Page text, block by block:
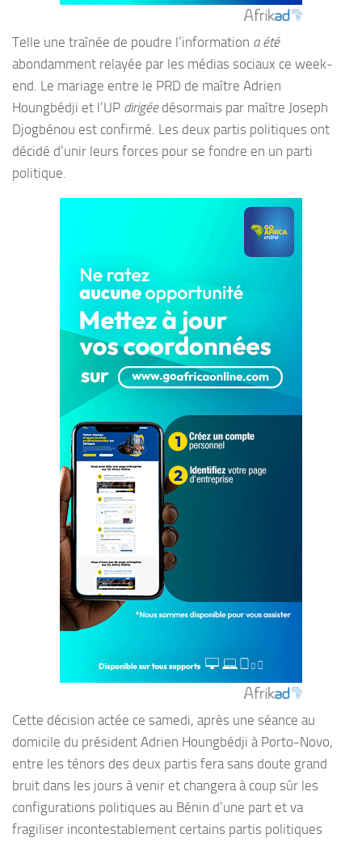
Telle une traînée de poudre l’information a été
abondamment relayée par les médias sociaux ce week-
end. Le mariage entre le PRD de maître Adrien
Houngbédji et l’UP dirigéedésormais par maître Joseph
Djogbénou est confirmé. Les deux partis politiques ont
décidé d’unir leurs forces pour se fondre en un parti
politique.
Cette décision actée ce samedi, après une séance au
domicile du président Adrien Houngbédji à Porto-Novo,
entre les ténors des deux partis fera sans doute grand
bruit dans les jours à venir et changera à coup sûr les
configurations politiques au Bénin d’une part et va
fragiliser incontestablement certains partis politiques